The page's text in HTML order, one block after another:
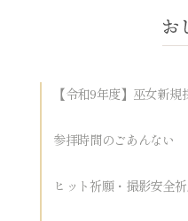
【令和9年度】巫女新
参拝時間のごあんない
ヒット祈願・撮影安全